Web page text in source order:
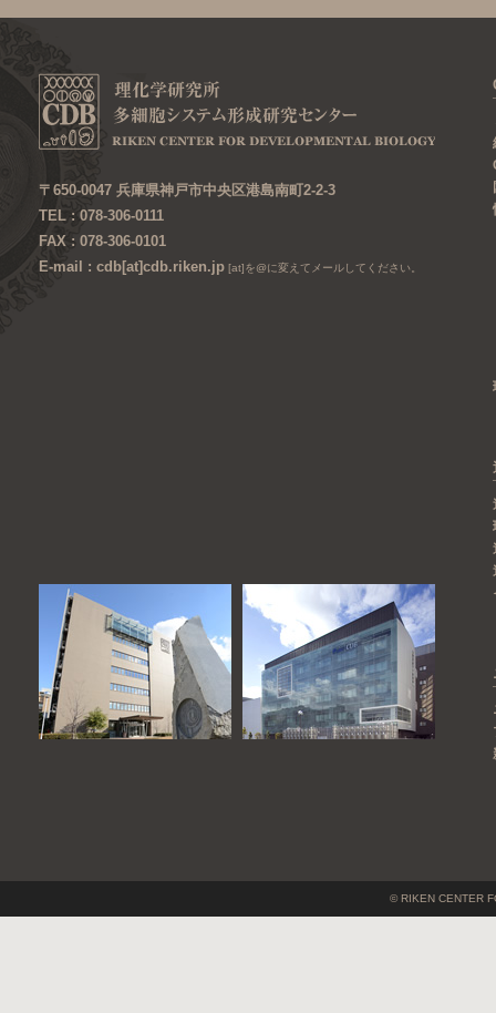
〒650-0047 兵庫県神戸市中央区港島南町2-2-3
TEL : 078-306-0111
FAX : 078-306-0101
E-mail : cdb[at]cdb.riken.jp [at]を@に変えてメールしてください。
© RIKEN CENTER